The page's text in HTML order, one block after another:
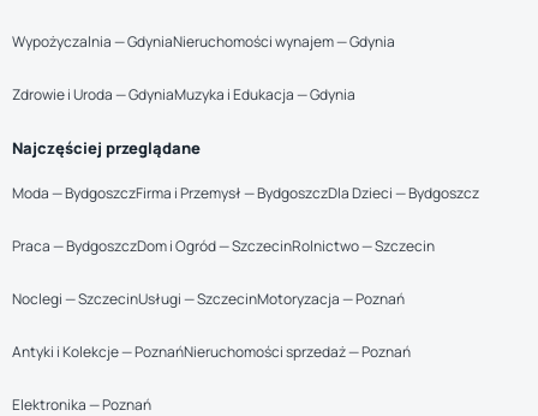
Wypożyczalnia — GdyniaNieruchomości wynajem — Gdynia
Zdrowie i Uroda — GdyniaMuzyka i Edukacja — Gdynia
Najczęściej przeglądane
Moda — BydgoszczFirma i Przemysł — BydgoszczDla Dzieci — Bydgoszcz
Praca — BydgoszczDom i Ogród — SzczecinRolnictwo — Szczecin
Noclegi — SzczecinUsługi — SzczecinMotoryzacja — Poznań
Antyki i Kolekcje — PoznańNieruchomości sprzedaż — Poznań
Elektronika — Poznań